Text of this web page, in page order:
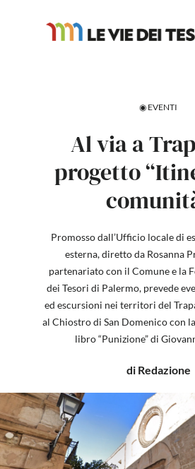
◉ EVENTI
Al via a
progetto
Promosso dall’Ufficio locale di
esterna, diretto da Rosanna
partenariato con il Comune e la
dei Tesori di Palermo, prevede
ed escursioni nei territori del
al Chiostro di San Domenico con
libro “Punizione” di
di Redazione